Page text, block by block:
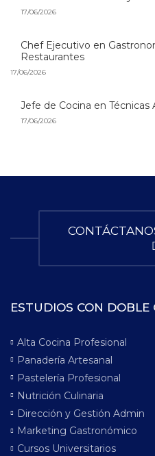
17/06/2026
Chef Ejecutivo en
Restaurantes
17/06/2026
Jefe de Cocina en Técnicas
17/06/2026
ESTUDIOS CON DOBLE
Alta Cocina Profesional
Panadería Artesanal
Pastelería Profesional
Nutrición Culinaria
Dirección y Gestión Admin
Marketing Gastronómico
Cursos Universitarios